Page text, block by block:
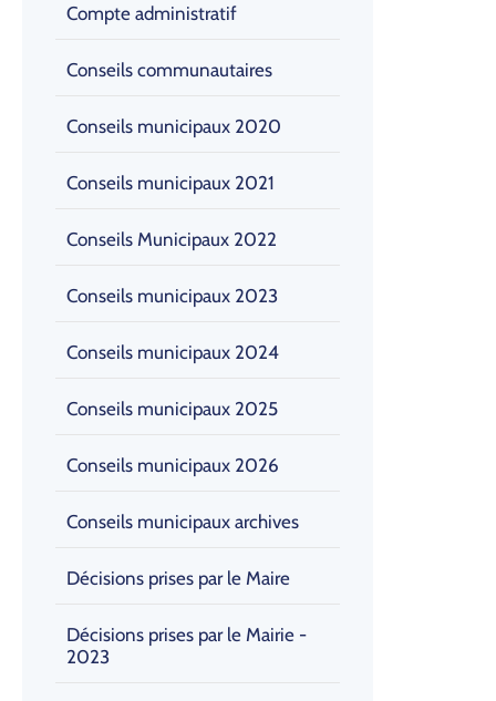
Compte administratif
Conseils communautaires
Conseils municipaux 2020
Conseils municipaux 2021
Conseils Municipaux 2022
Conseils municipaux 2023
Conseils municipaux 2024
Conseils municipaux 2025
Conseils municipaux 2026
Conseils municipaux archives
Décisions prises par le Maire
Décisions prises par le Mairie -
2023